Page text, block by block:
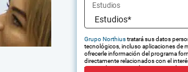
Estudios
Grupo Northiustratará sus datos
tecnológicos, incluso aplicaciones de
ofrecerle información del programa
directamente relacionados con el
tramitar la contratación